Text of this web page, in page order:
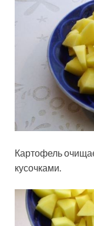
Картофель
кусочками.